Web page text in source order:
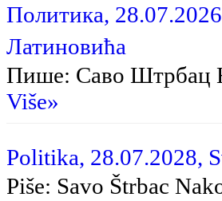
Политика,
Латиновића
Пише: Саво Штрбац
Više»
Politika, 28.07.2028,
Piše: Savo Štrbac